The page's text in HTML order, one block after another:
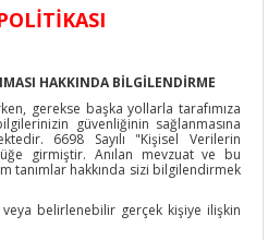
HAKKINDA BİLGİLENDİRME
gerekse başka yollarla tarafımıza
güvenliğinin sağlanmasına
6698 Sayılı "Kişisel Verilerin
girmiştir. Anılan mevzuat ve bu
tanımlar hakkında sizi bilgilendirmek
belirlenebilir gerçek kişiye ilişkin